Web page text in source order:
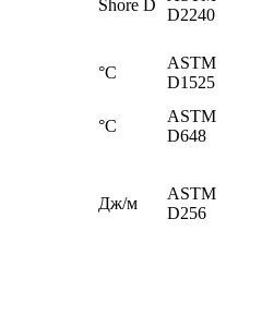
Shore D
D2240
°C
ASTM
D1525
°C
ASTM
D648
Дж/м
ASTM
D256